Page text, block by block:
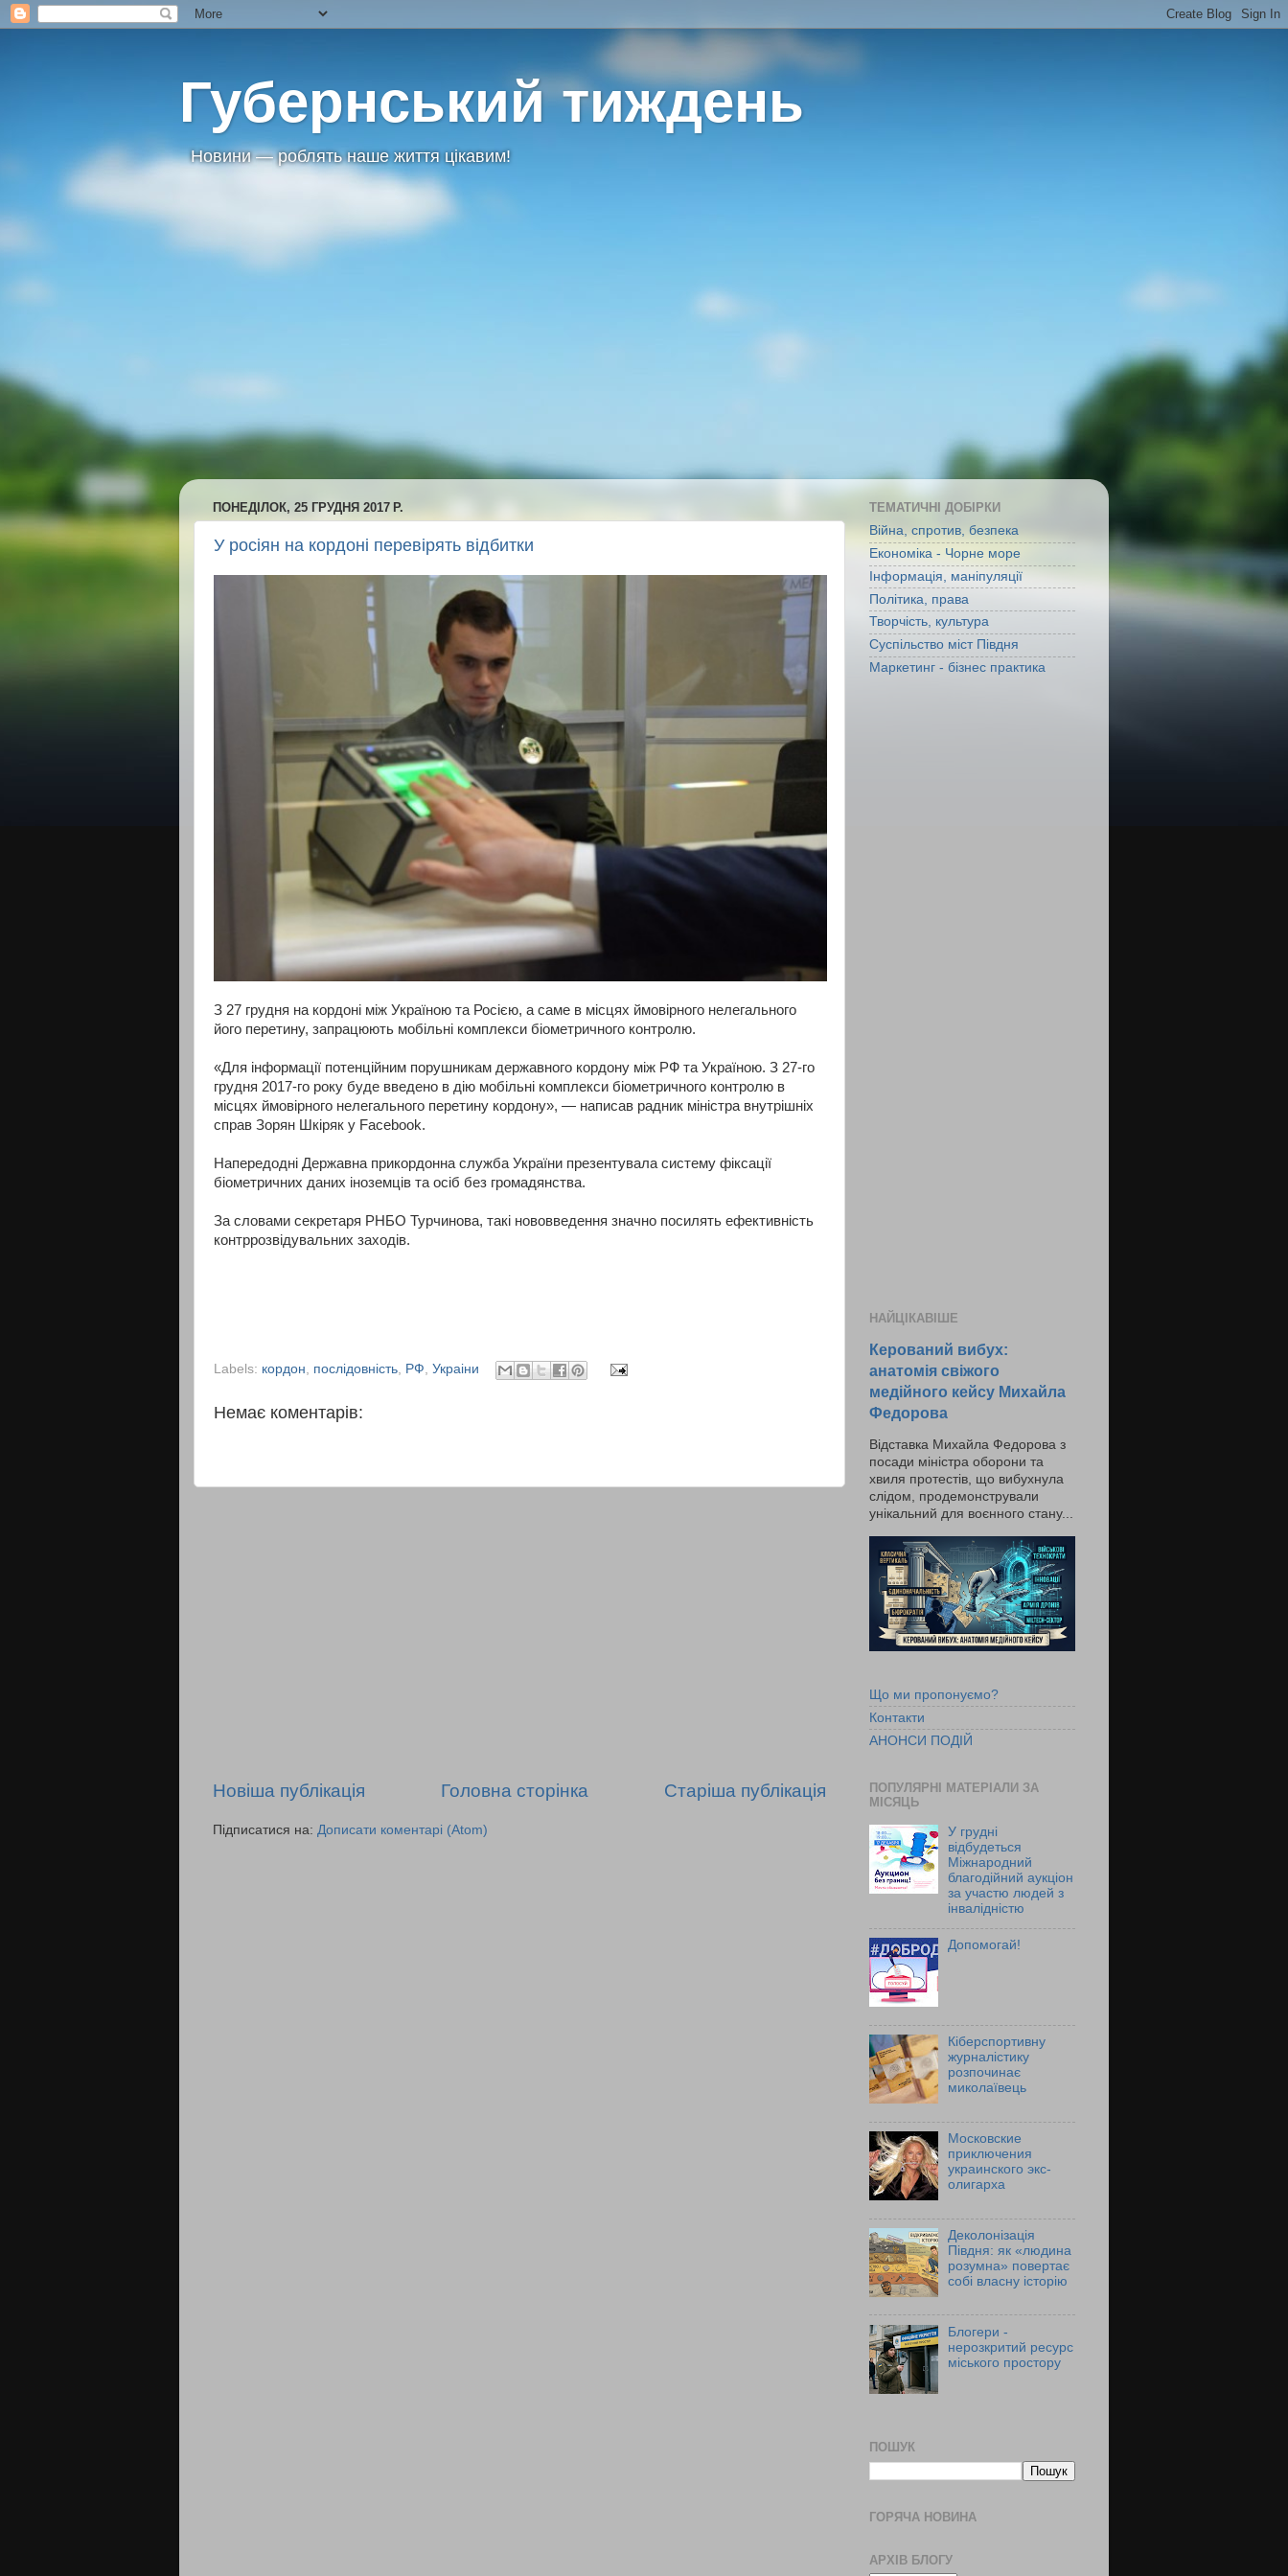
Губернський тиждень
Новини — роблять наше життя цікавим!
ПОНЕДІЛОК, 25 ГРУДНЯ 2017 Р.
У росіян на кордоні перевірять відбитки
З 27 грудня на кордоні між Україною та Росією, а саме в місцях ймовірного нелегального
його перетину, запрацюють мобільні комплекси біометричного контролю.
«Для інформації потенційним порушникам державного кордону між РФ та Україною. З 27-го
грудня 2017-го року буде введено в дію мобільні комплекси біометричного контролю в
місцях ймовірного нелегального перетину кордону», — написав радник міністра внутрішніх
справ Зорян Шкіряк у Facebook.
Напередодні Державна прикордонна служба України презентувала систему фіксації
біометричних даних іноземців та осіб без громадянства.
За словами секретаря РНБО Турчинова, такі нововведення значно посилять ефективність
контррозвідувальних заходів.
Labels: кордон послідовність РФ Украіни
Немає коментарів:
Новіша публікація Старіша публікація
Головна сторінка
Підписатися на: Дописати коментарі (Atom)
ТЕМАТИЧНІ ДОБІРКИ
Війна, спротив, безпека
Економіка - Чорне море
Інформація, маніпуляції
Політика, права
Творчість, культура
Суспільство міст Півдня
Маркетинг - бізнес практика
НАЙЦІКАВІШЕ
Керований вибух:
анатомія свіжого
медійного кейсу Михайла
Федорова
Відставка Михайла Федорова з
посади міністра оборони та
хвиля протестів, що вибухнула
слідом, продемонстрували
унікальний для воєнного стану...
Що ми пропонуємо?
Контакти
АНОНСИ ПОДІЙ
ПОПУЛЯРНІ МАТЕРІАЛИ ЗА
МІСЯЦЬ
У грудні
відбудеться
Міжнародний
благодійний аукціон
за участю людей з
інвалідністю
Допомогай!
Кіберспортивну
журналістику
розпочинає
миколаївець
Московские
приключения
украинского экс-
олигарха
Деколонізація
Півдня: як «людина
розумна» повертає
собі власну історію
Блогери -
нерозкритий ресурс
міського простору
ПОШУК
ГОРЯЧА НОВИНА
АРХІВ БЛОГУ